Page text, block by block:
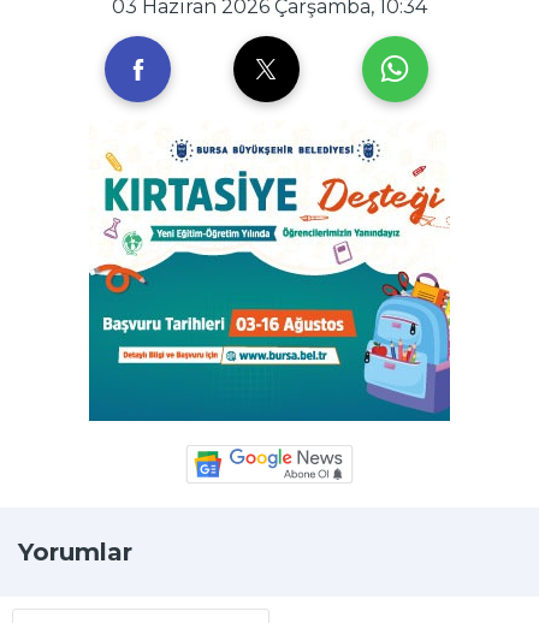
03 Haziran 2026 Çarşamba, 10:34
Yorumlar